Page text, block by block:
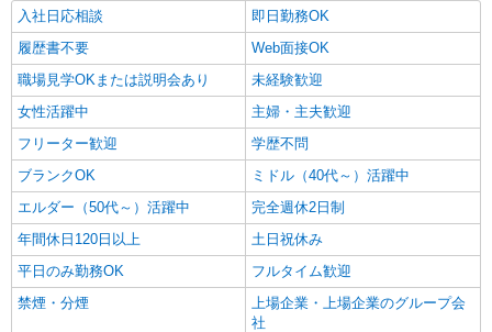
入社日応相談
即日勤務OK
履歴書不要
Web面接OK
職場見学OKまたは説明会あり
未経験歓迎
女性活躍中
主婦・主夫歓迎
フリーター歓迎
学歴不問
ブランクOK
ミドル（40代～）活躍中
エルダー（50代～）活躍中
完全週休2日制
年間休日120日以上
土日祝休み
平日のみ勤務OK
フルタイム歓迎
禁煙・分煙
上場企業・上場企業のグループ会
社